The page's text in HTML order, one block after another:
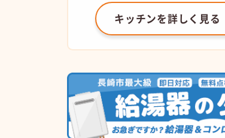
キッチンを詳しく見る